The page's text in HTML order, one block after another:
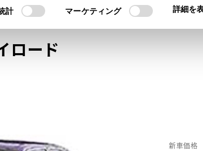
計 マーケティング 詳細を
モデル・年式・グレード
ロード
新車価格